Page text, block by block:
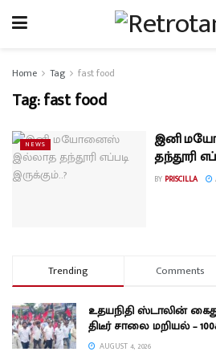
Home Tag fast food
Tag:fast food
NEWS
இனி
தந்தூரி
BY PRISCILLA
Trending Comments
உதயநிதி ஸ்டாலின்
திடீர் சாலை மறியல் –
AUGUST 4, 2026